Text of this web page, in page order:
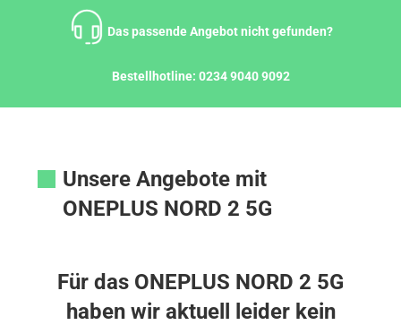
Das passende Angebot nicht gefunden?
Bestellhotline: 0234 9040 9092
Unsere Angebote mit
ONEPLUS NORD 2 5G
Für das ONEPLUS NORD 2 5G
haben wir aktuell leider kein